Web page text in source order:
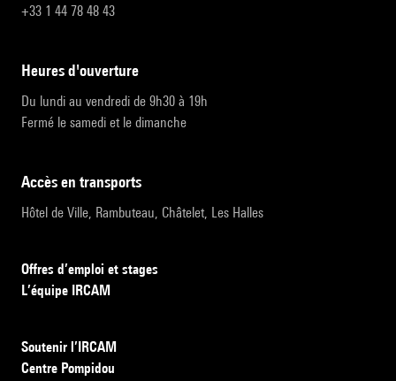
+33 1 44 78 48 43
heures d'ouverture
Du lundi au vendredi de 9h30 à 19h
Fermé le samedi et le dimanche
accès en transports
Hôtel de Ville, Rambuteau, Châtelet, Les Halles
Offres d’emploi et stages
L’équipe IRCAM
Soutenir l’IRCAM
Centre Pompidou